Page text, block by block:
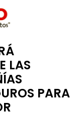
LAS
PARA